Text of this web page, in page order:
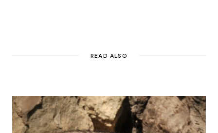
READ ALSO